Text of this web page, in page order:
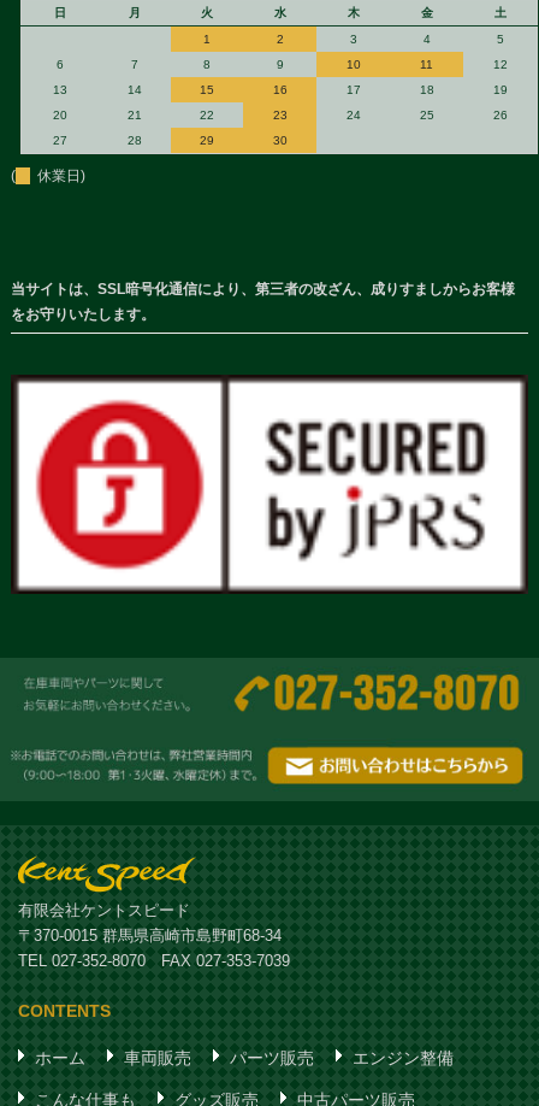
日 月 火 水 木 金
土
1
2 3 4
5
6
7 8 9 10 11
12
13
14 15 16 17 18
19
20
21 22 23 24 25
26
27
28 29 30
( 休業日)
当サイトは、SSL暗号化通信により、第三者の改ざん、成りすましからお客様
をお守りいたします。
有限会社ケントスピード
〒370-0015 群馬県高崎市島野町68-34
TEL 027-352-8070 FAX 027-353-7039
CONTENTS
ホーム 車両販売 パーツ販売 エンジン整備
こんな仕事も グッズ販売 中古パーツ販売